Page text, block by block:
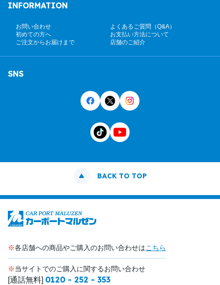
INFORMATION
お問い合わせ
よくあるご質問（Q&A）
初めての方へ
お支払い方法について
ご注文からお届けまで
店舗のご紹介
SNS
BACK TO TOP
※各店舗への商品やご購入のお問い合わせはこちら
※当サイトでのご購入に関するお問い合わせ
[通話無料] 0120 - 252 - 353